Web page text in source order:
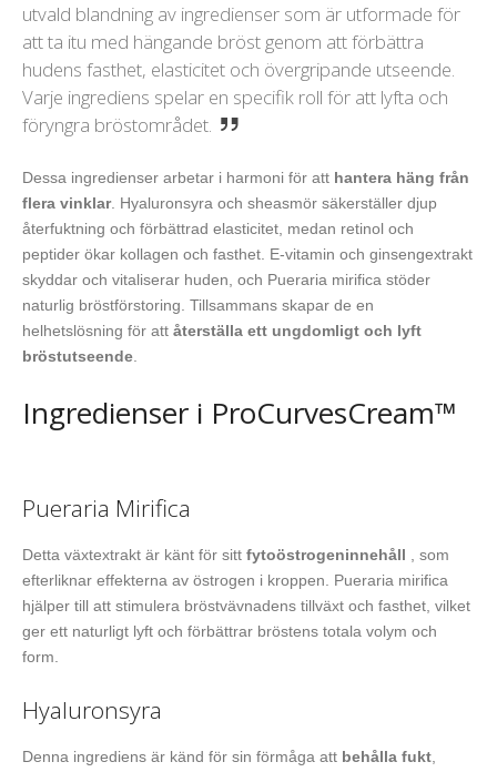
utvald blandning av ingredienser som är utformade för
att ta itu med hängande bröst genom att förbättra
hudens fasthet, elasticitet och övergripande utseende.
Varje ingrediens spelar en specifik roll för att lyfta och
föryngra bröstområdet.
Dessa ingredienser arbetar i harmoni för att hantera häng från
flera vinklar. Hyaluronsyra och sheasmör säkerställer djup
återfuktning och förbättrad elasticitet, medan retinol och
peptider ökar kollagen och fasthet. E-vitamin och ginsengextrakt
skyddar och vitaliserar huden, och Pueraria mirifica stöder
naturlig bröstförstoring. Tillsammans skapar de en
helhetslösning för att återställa ett ungdomligt och lyft
bröstutseende
Ingredienser i ProCurvesCream™
Pueraria Mirifica
Detta växtextrakt är känt för sitt fytoöstrogeninnehåll , som
efterliknar effekterna av östrogen i kroppen. Pueraria mirifica
hjälper till att stimulera bröstvävnadens tillväxt och fasthet, vilket
ger ett naturligt lyft och förbättrar bröstens totala volym och
form.
Hyaluronsyra
Denna ingrediens är känd för sin förmåga att behålla fukt,